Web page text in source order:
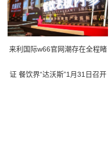
来利国际w66官网潮存在全程睹
证 餐饮界“达沃斯”1月31日召开